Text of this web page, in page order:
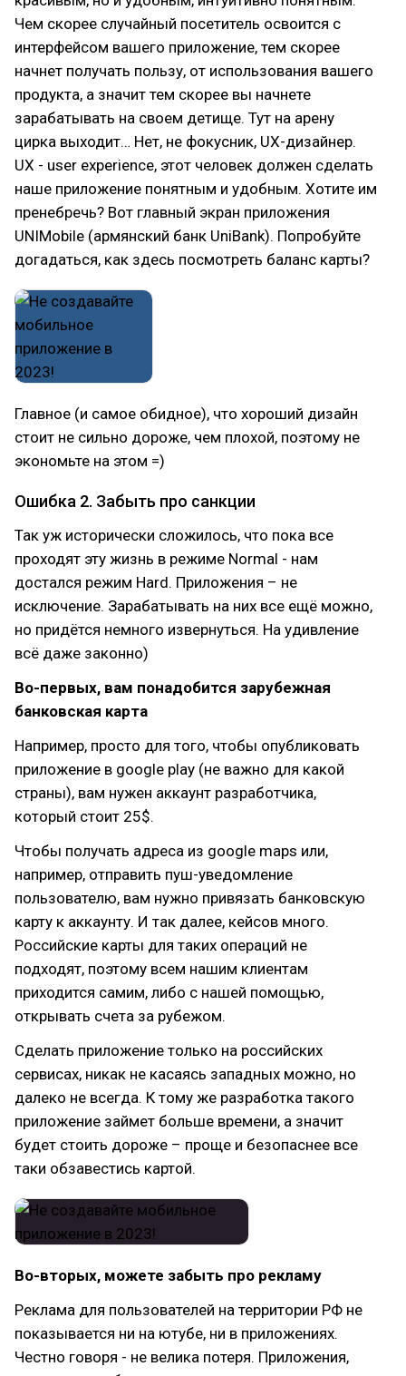
Чем скорее случайный посетитель освоится с
интерфейсом вашего приложение, тем скорее
начнет получать пользу, от использования вашего
продукта, а значит тем скорее вы начнете
зарабатывать на своем детище. Тут на арену
цирка выходит… Нет, не фокусник, UX-дизайнер.
UX - user experience, этот человек должен сделать
наше приложение понятным и удобным. Хотите им
пренебречь? Вот главный экран приложения
UNIMobile (армянский банк UniBank). Попробуйте
догадаться, как здесь посмотреть баланс карты?
Главное (и самое обидное), что хороший дизайн
стоит не сильно дороже, чем плохой, поэтому не
экономьте на этом =)
Ошибка 2. Забыть про санкции
Так уж исторически сложилось, что пока все
проходят эту жизнь в режиме Normal - нам
достался режим Hard. Приложения – не
исключение. Зарабатывать на них все ещё можно,
но придётся немного извернуться. На удивление
всё даже законно)
Во-первых, вам понадобится зарубежная
банковская карта
Например, просто для того, чтобы опубликовать
приложение в google play (не важно для какой
страны), вам нужен аккаунт разработчика,
который стоит 25$.
Чтобы получать адреса из google maps или,
например, отправить пуш-уведомление
пользователю, вам нужно привязать банковскую
карту к аккаунту. И так далее, кейсов много.
Российские карты для таких операций не
подходят, поэтому всем нашим клиентам
приходится самим, либо с нашей помощью,
открывать счета за рубежом.
Сделать приложение только на российских
сервисах, никак не касаясь западных можно, но
далеко не всегда. К тому же разработка такого
приложение займет больше времени, а значит
будет стоить дороже – проще и безопаснее все
таки обзавестись картой.
Во-вторых, можете забыть про рекламу
Реклама для пользователей на территории РФ не
показывается ни на ютубе, ни в приложениях.
Честно говоря - не велика потеря. Приложения,